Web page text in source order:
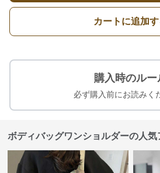
カートに追加
購入時のルー
必ず購入前にお読みく
ボディバッグワンショルダーの人気